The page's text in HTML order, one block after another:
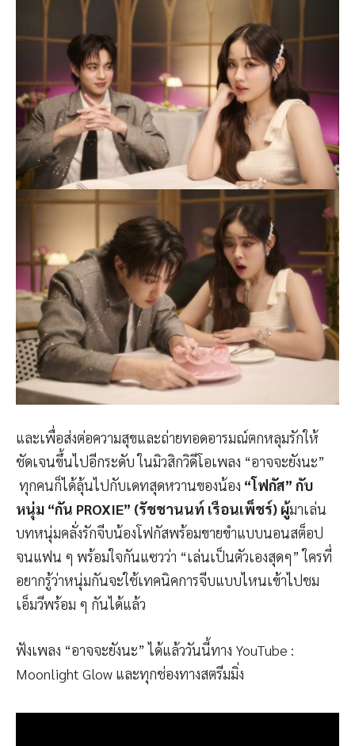
และเพื่อส่งต่อความสุขและถ่ายทอดอารมณ์ตกหลุมรักให้
ชัดเจนขึ้นไปอีกระดับ ในมิวสิกวิดีโอเพลง “อาจจะยังนะ”
ทุกคนก็ได้ลุ้นไปกับเดทสุดหวานของน้อง “โฟกัส” กับ
หนุ่ม “กัน PROXIE” (รัชชานนท์ เรือนเพ็ชร์) ผู้มาเล่น
บทหนุ่มคลั่งรักจีบน้องโฟกัสพร้อมขายขำแบบนอนสต็อป
จนแฟน ๆ พร้อมใจกันแซวว่า “เล่นเป็นตัวเองสุดๆ” ใครที่
อยากรู้ว่าหนุ่มกันจะใช้เทคนิคการจีบแบบไหนเข้าไปชม
เอ็มวีพร้อม ๆ กันได้แล้ว
ฟังเพลง “อาจจะยังนะ” ได้แล้ววันนี้ทาง YouTube :
Moonlight Glow และทุกช่องทางสตรีมมิ่ง